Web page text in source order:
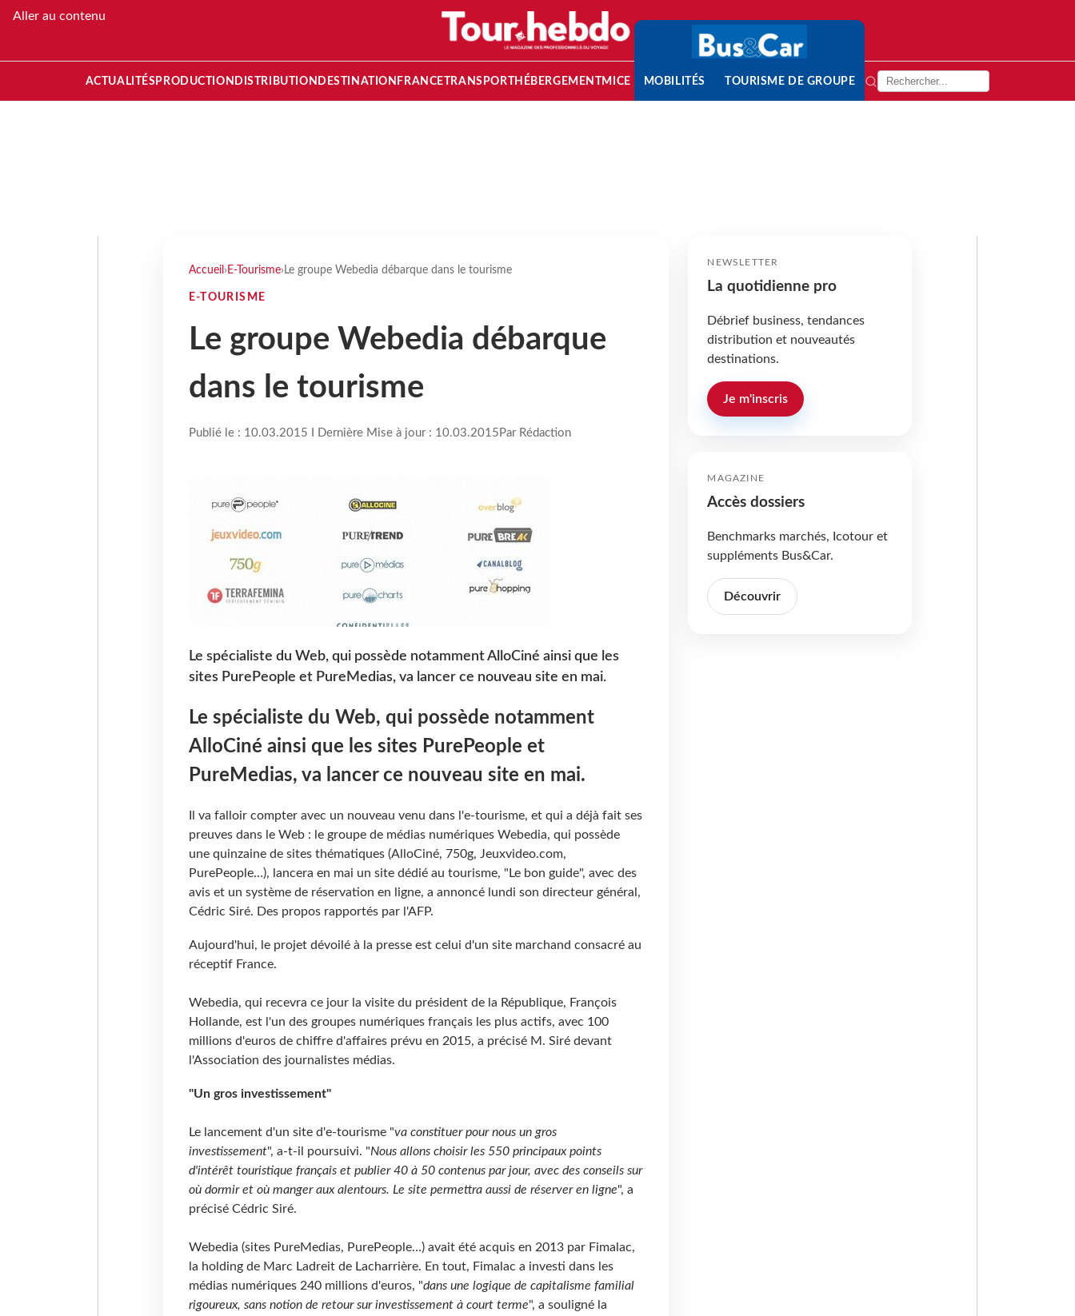
Aller au contenu
ACTUALITÉS PRODUCTION DISTRIBUTION DESTINATION FRANCETRANSPORT HÉBERGEMENTMICE MOBILITÉS TOURISME DE GROUPE
Accueil › E-Tourisme› Le groupe Webedia débarque dans le tourisme
E-TOURISME
Le groupe Webedia débarque
dans le tourisme
Publié le : 10.03.2015 I Dernière Mise à jour : 10.03.2015 Par Rédaction
Le spécialiste du Web, qui possède notamment AlloCiné ainsi que les
sites PurePeople et PureMedias, va lancer ce nouveau site en mai.
Le spécialiste du Web, qui possède notamment
AlloCiné ainsi que les sites PurePeople et
PureMedias, va lancer ce nouveau site en mai.
Il va falloir compter avec un nouveau venu dans l'e-tourisme, et qui a déjà fait ses
preuves dans le Web : le groupe de médias numériques Webedia, qui possède
une quinzaine de sites thématiques (AlloCiné, 750g, Jeuxvideo.com,
PurePeople…), lancera en mai un site dédié au tourisme, "Le bon guide", avec des
avis et un système de réservation en ligne, a annoncé lundi son directeur général,
Cédric Siré. Des propos rapportés par l'AFP.
Aujourd'hui, le projet dévoilé à la presse est celui d'un site marchand consacré au
réceptif France.
Webedia, qui recevra ce jour la visite du président de la République, François
Hollande, est l'un des groupes numériques français les plus actifs, avec 100
millions d'euros de chiffre d'affaires prévu en 2015, a précisé M. Siré devant
l'Association des journalistes médias.
"Un gros investissement"
Le lancement d'un site d'e-tourisme "va constituer pour nous un gros
investissement", a-t-il poursuivi. "Nous allons choisir les 550 principaux points
d'intérêt touristique français et publier 40 à 50 contenus par jour, avec des conseils sur
où dormir et où manger aux alentours. Le site permettra aussi de réserver en ligne", a
précisé Cédric Siré.
Webedia (sites PureMedias, PurePeople…) avait été acquis en 2013 par Fimalac,
la holding de Marc Ladreit de Lacharrière. En tout, Fimalac a investi dans les
médias numériques 240 millions d'euros, "dans une logique de capitalisme familial
rigoureux, sans notion de retour sur investissement à court terme", a souligné la
NEWSLETTER
La quotidienne pro
Débrief business, tendances
distribution et nouveautés
destinations.
Je m'inscris
MAGAZINE
Accès dossiers
Benchmarks marchés, Icotour et
suppléments Bus&Car.
Découvrir